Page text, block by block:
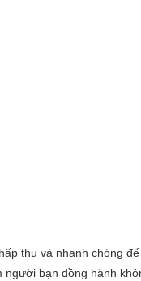
thu và nhanh chóng
bạn đồng hành